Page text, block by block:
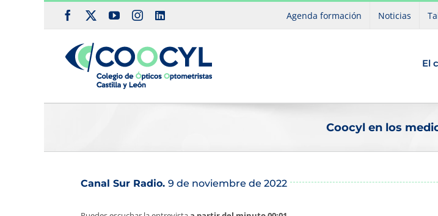
Facebook YouTubeInstagramLinkedIn Agenda formación Noticias
El
Coocyl en los
Canal Sur Radio. 9 de noviembre de 2022